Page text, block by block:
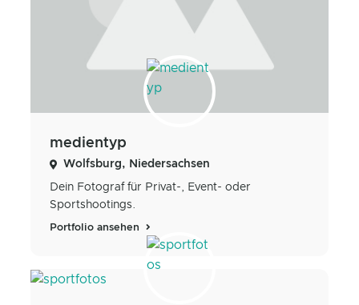
medientyp
Wolfsburg, Niedersachsen
Dein Fotograf für Privat-, Event- oder
Sportshootings.
Portfolio ansehen